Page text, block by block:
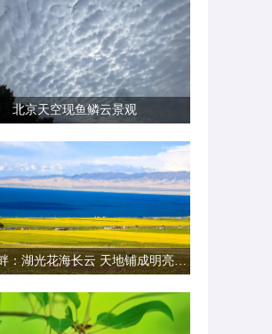
北京天空现鱼鳞云景观
青海湖畔：湖光花海长云 天地铺成明亮画卷